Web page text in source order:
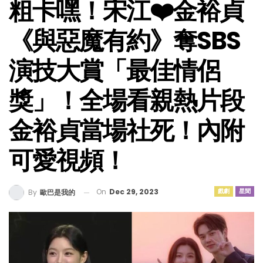
粗卡嘿！宋江❤️金裕貞
《與惡魔有約》奪SBS
演技大賞「最佳情侶
獎」！全場看親熱片段
金裕貞當場社死！內附
可愛視頻！
戲劇 星聞
By 歐巴是我的 On Dec 29, 2023